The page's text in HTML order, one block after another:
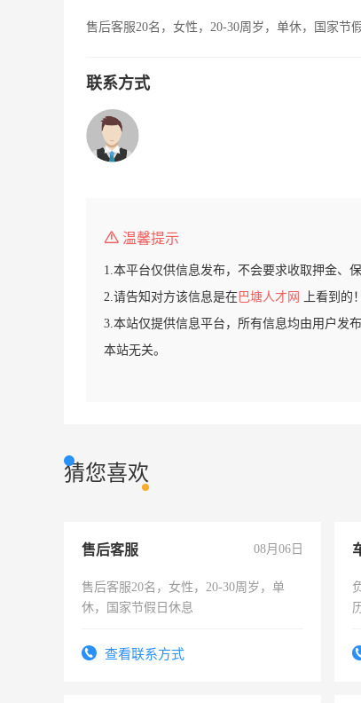
售后客服20名，女性，20-30周岁，单休，国家节
联系方式
温馨提示
1.本平台仅供信息发布，不会要求收取押金、
2.请告知对方该信息是在 巴塘人才网
上看到的！
3.本站仅提供信息平台，所有信息均由用户发
本站无关。
猜您喜欢
售后客服 08月06日
售后客服20名，女性，20-30周岁，单
休，国家节假日休息
查看联系方式